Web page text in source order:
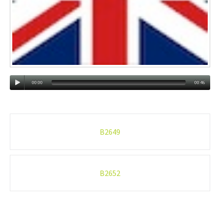
00:00 00:46
B2649
B2652